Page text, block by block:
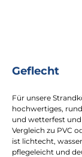
Geflecht
Für unsere
hochwertiges,
und wetterfest
Vergleich zu PVC
ist lichtecht,
pflegeleicht und